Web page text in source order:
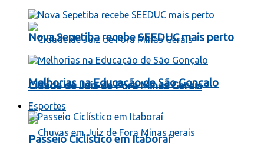
Cidade de Juiz de Fora Minas Gerais
Nova Sepetiba recebe SEEDUC mais perto
Melhorias na Educação de São Gonçalo
Esportes
Passeio Ciclístico em Itaboraí